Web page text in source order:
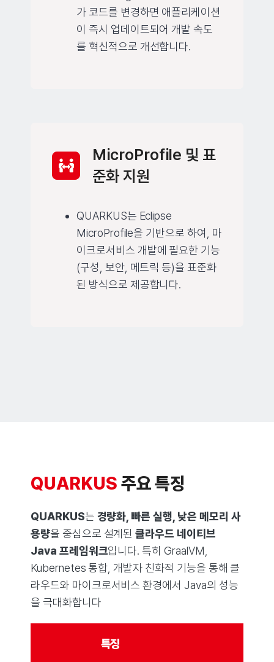
가 코드를 변경하면 애플리케이션
이 즉시 업데이트되어 개발 속도
를 혁신적으로 개선합니다.
MicroProfile 및 표
준화 지원
QUARKUS는 Eclipse
MicroProfile을 기반으로 하여, 마
이크로서비스 개발에 필요한 기능
(구성, 보안, 메트릭 등)을 표준화
된 방식으로 제공합니다.
QUARKUS 주요 특징
QUARKUS는 경량화, 빠른 실행, 낮은 메모리 사
용량을 중심으로 설계된클라우드 네이티브
Java 프레임워크입니다. 특히 GraalVM,
Kubernetes 통합, 개발자 친화적 기능을 통해 클
라우드와 마이크로서비스 환경에서 Java의 성능
을 극대화합니다
특징